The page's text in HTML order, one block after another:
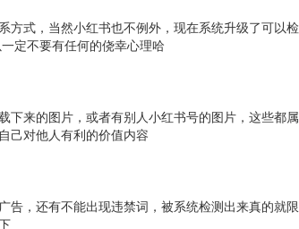
方式，当然小红书也不例外，现在系统升级了可以
定不要有任何的侥幸心理哈
下来的图片，或者有别人小红书号的图片，这些都
己对他人有利的价值内容
告，还有不能出现违禁词，被系统检测出来真的就